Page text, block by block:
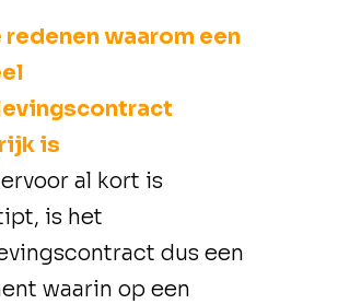
redenen waarom een
is
al kort is
is het
dus een
waarin op een